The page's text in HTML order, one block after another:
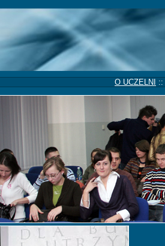
O UCZELNI ::